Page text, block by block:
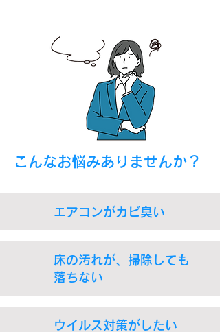
​こんなお悩みありませんか？
​エアコンがカビ臭い
​床の汚れが、掃除しても
落ちない
​ウイルス対策がしたい